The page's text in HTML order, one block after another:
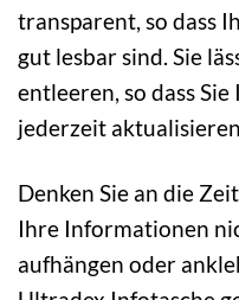
transparent, so dass
gut lesbar sind. Sie
entleeren, so dass
jederzeit
Denken Sie an die
Ihre Informationen
aufhängen oder